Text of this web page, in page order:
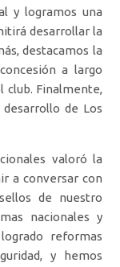
y logramos una
desarrollar la
destacamos la
a largo
club. Finalmente,
de Los
valoró la
a conversar con
de nuestro
nacionales y
reformas
y hemos